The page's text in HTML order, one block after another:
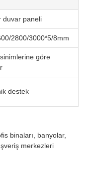
duvar paneli
2800/3000*5/8mm
göre
destek
binaları, banyolar,
merkezleri